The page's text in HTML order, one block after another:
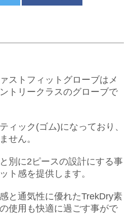
ストフィットグローブはメ
トリークラスのグローブで
ィック(ゴム)になっており、
ません。
別に2ピースの設計にする事
ト感を提供します。
と通気性に優れたTrekDry素
使用も快適に過ごす事がで